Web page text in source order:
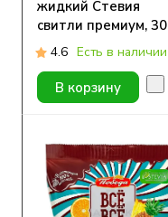
жидкий Стевия
свитли премиум, 30
мл.4.6 Есть в наличии
В корзину